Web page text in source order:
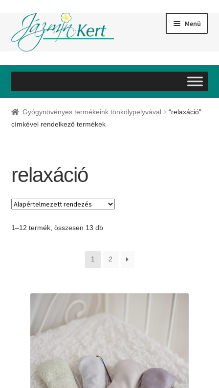
Ugrás
a
navigációhoz
Kilépés
a
tartalomba
Menü
Bemutatkozás
Szolgáltatások
Webáruház
Galéria
Partnereink
Elérhetőség
Gyógynövényes termékeink tönkölypelyvával
“relaxáció”
címkével rendelkező termékek
relaxáció
1–12 termék, összesen 13 db
1 2